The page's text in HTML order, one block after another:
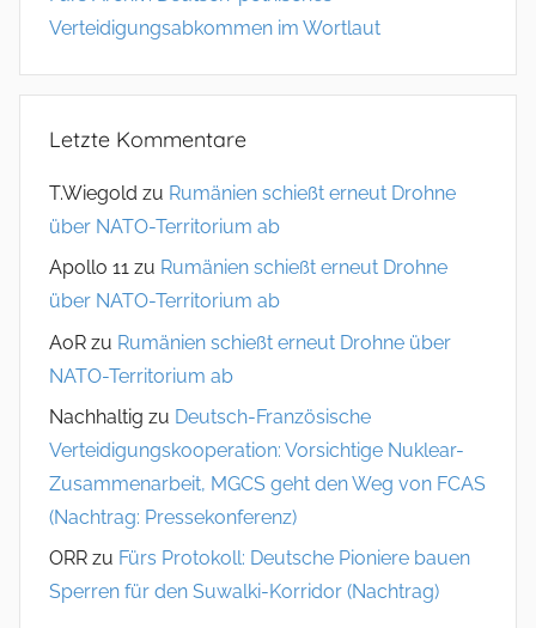
Verteidigungsabkommen im Wortlaut
Letzte Kommentare
T.Wiegold zu Rumänien schießt erneut Drohne
über NATO-Territorium ab
Apollo 11 zu Rumänien schießt erneut Drohne
über NATO-Territorium ab
AoR zu Rumänien schießt erneut Drohne über
NATO-Territorium ab
Nachhaltig zu Deutsch-Französische
Verteidigungskooperation: Vorsichtige Nuklear-
Zusammenarbeit, MGCS geht den Weg von FCAS
(Nachtrag: Pressekonferenz)
ORR zu Fürs Protokoll: Deutsche Pioniere bauen
Sperren für den Suwalki-Korridor (Nachtrag)